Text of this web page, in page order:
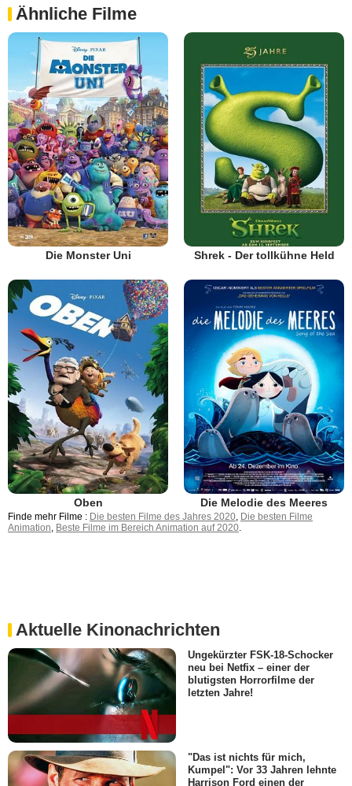
Ähnliche Filme
Die Monster Uni Shrek - Der tollkühne Held
Oben Die Melodie des Meeres
Finde mehr Filme : Die besten Filme des Jahres 2020 Die besten Filme
Animation Beste Filme im Bereich Animation auf 2020
Aktuelle Kinonachrichten
Ungekürzter FSK-18-Schocker
neu bei Netfix – einer der
blutigsten Horrorfilme der
letzten Jahre!
"Das ist nichts für mich,
Kumpel": Vor 33 Jahren lehnte
Harrison Ford einen der